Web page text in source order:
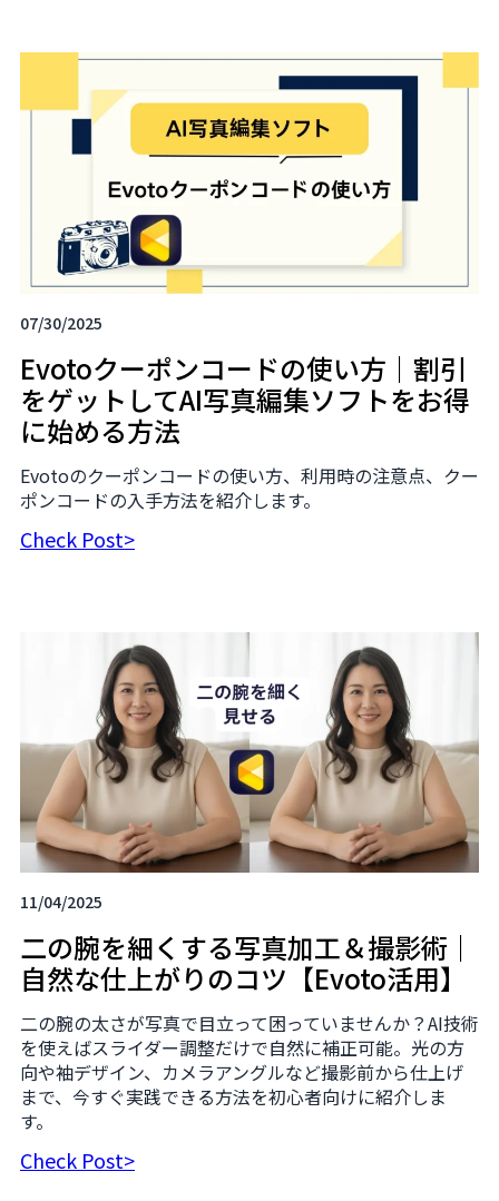
07/30/2025
Evotoクーポンコードの使い方｜割引
をゲットしてAI写真編集ソフトをお得
に始める方法
Evotoのクーポンコードの使い方、利用時の注意点、クー
ポンコードの入手方法を紹介します。
Check Post>
11/04/2025
二の腕を細くする写真加工＆撮影術｜
自然な仕上がりのコツ【Evoto活用】
二の腕の太さが写真で目立って困っていませんか？AI技術
を使えばスライダー調整だけで自然に補正可能。光の方
向や袖デザイン、カメラアングルなど撮影前から仕上げ
まで、今すぐ実践できる方法を初心者向けに紹介しま
す。
Check Post>